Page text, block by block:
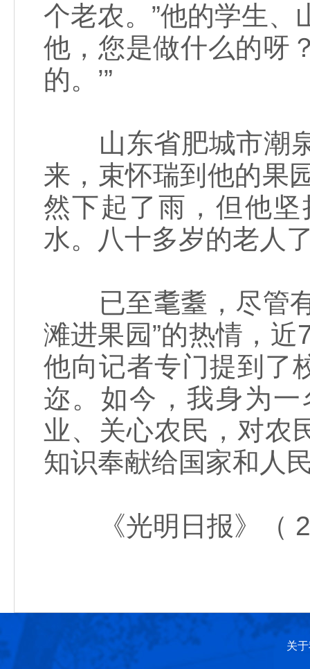
个老农。”他的学生、
他，您是做什么的呀
的。’”
山东省肥城市潮泉
来，束怀瑞到他的果
然下起了雨，但他
水。八十多岁的老人
已至耄耋，尽管有
滩进果园”的热情，
他向记者专门提到了
迩。如今，我身为
业、关心农民，对农
知识奉献给国家和人
《光明日报》（
关